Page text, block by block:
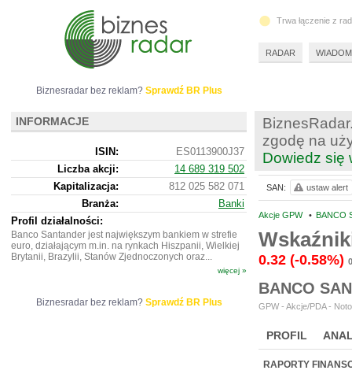
zgodę na
Dowiedz się
Akcje GPW • BANCO
0.32 (-0.58%)
BANCO
GPW - Akcje/PDA -
PROFIL
BR LAB
RAPORTY
SAN: ustaw alert
Biznesradar bez reklam? Sprawdź BR Plus
INFORMACJE
ISIN:
ES0113900J37
Liczba akcji:
14 689 319 502
Kapitalizacja:
812 025 582 071
Branża:
Banki
Profil działalności:
Banco Santander jest największym bankiem w strefie
euro, działającym m.in. na rynkach Hiszpanii, Wielkiej
Brytanii, Brazylii, Stanów Zjednoczonych oraz...
więcej »
Biznesradar bez reklam? Sprawdź BR Plus
Trwa łączenie z
RADAR